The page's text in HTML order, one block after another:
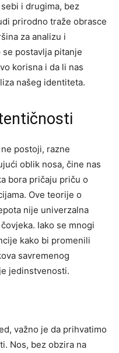
i drugima, bez
prirodno traže obrasce
za analizu i
postavlja pitanje
korisna i da li nas
našeg identiteta.
postoji, razne
oblik nosa, čine nas
bora pričaju priču o
Ove teorije o
nije univerzalna
Iako se mnogi
kako bi promenili
savremenog
jedinstvenosti.
važno je da prihvatimo
Nos, bez obzira na